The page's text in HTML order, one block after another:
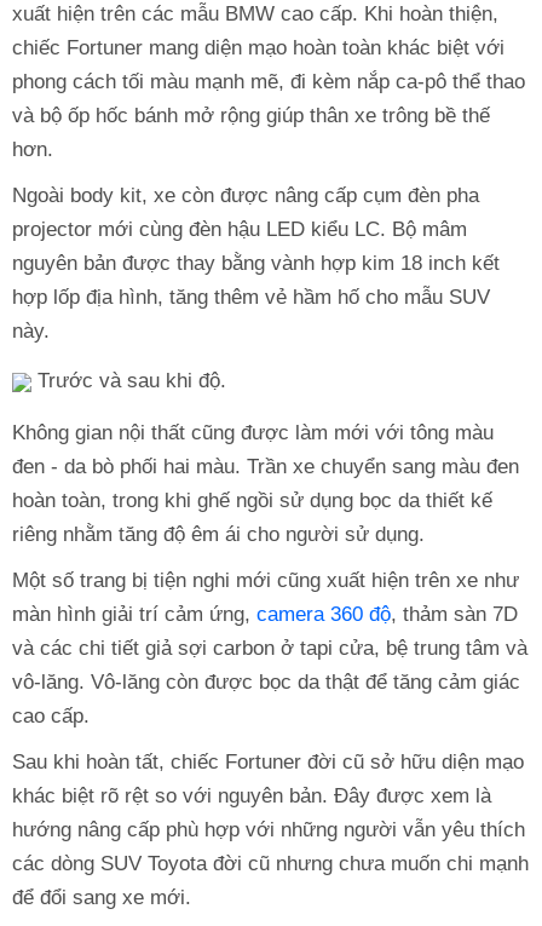
xuất hiện trên các mẫu BMW cao cấp. Khi hoàn thiện,
chiếc Fortuner mang diện mạo hoàn toàn khác biệt với
phong cách tối màu mạnh mẽ, đi kèm nắp ca-pô thể thao
và bộ ốp hốc bánh mở rộng giúp thân xe trông bề thế
hơn.
Ngoài body kit, xe còn được nâng cấp cụm đèn pha
projector mới cùng đèn hậu LED kiểu LC. Bộ mâm
nguyên bản được thay bằng vành hợp kim 18 inch kết
hợp lốp địa hình, tăng thêm vẻ hầm hố cho mẫu SUV
này.
Trước và sau khi độ.
Không gian nội thất cũng được làm mới với tông màu
đen - da bò phối hai màu. Trần xe chuyển sang màu đen
hoàn toàn, trong khi ghế ngồi sử dụng bọc da thiết kế
riêng nhằm tăng độ êm ái cho người sử dụng.
Một số trang bị tiện nghi mới cũng xuất hiện trên xe như
màn hình giải trí cảm ứng, camera 360 độ, thảm sàn 7D
và các chi tiết giả sợi carbon ở tapi cửa, bệ trung tâm và
vô-lăng. Vô-lăng còn được bọc da thật để tăng cảm giác
cao cấp.
Sau khi hoàn tất, chiếc Fortuner đời cũ sở hữu diện mạo
khác biệt rõ rệt so với nguyên bản. Đây được xem là
hướng nâng cấp phù hợp với những người vẫn yêu thích
các dòng SUV Toyota đời cũ nhưng chưa muốn chi mạnh
để đổi sang xe mới.